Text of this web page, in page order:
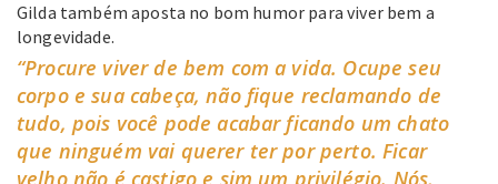
Gilda também aposta no bom humor para viver bem a
longevidade.
“Procure viver de bem com a vida. Ocupe seu
corpo e sua cabeça, não fique reclamando de
tudo, pois você pode acabar ficando um chato
que ninguém vai querer ter por perto. Ficar